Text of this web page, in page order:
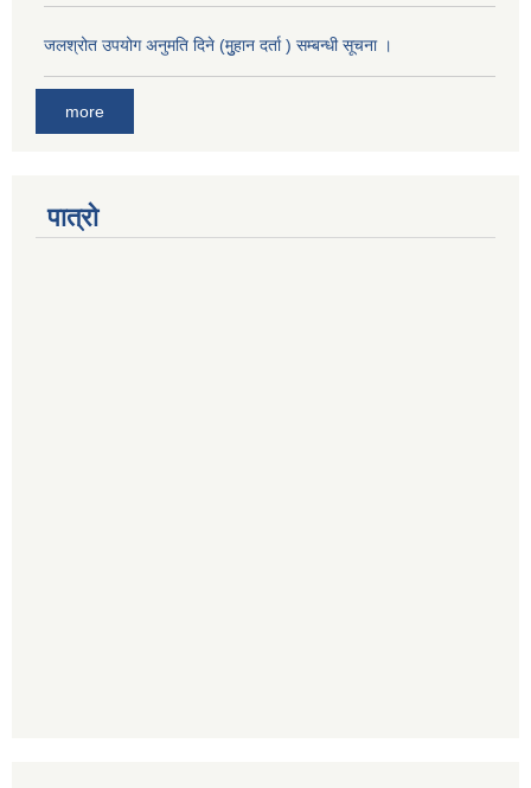
जलश्रोत उपयोग अनुमति दिने (मुुहान दर्ता ) सम्बन्धी सूचना ।
more
पात्रो